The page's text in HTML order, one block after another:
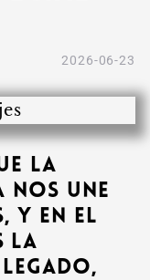
2026-06-23
la
nos une
y en el
la